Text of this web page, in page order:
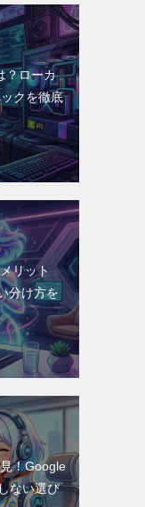
？ローカ
クを徹底
リット
分け方を
！Google
ない選び